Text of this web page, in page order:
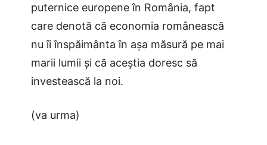
puternice europene în România, fapt
care denotă că economia românească
nu îi înspăimânta în așa măsură pe mai
marii lumii și că aceștia doresc să
investească la noi.
(va urma)